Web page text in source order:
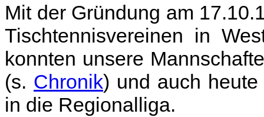
Mit der Gründung am
Tischtennisvereinen in
konnten unsere
(s. Chronik) und auch
in die Regionalliga.